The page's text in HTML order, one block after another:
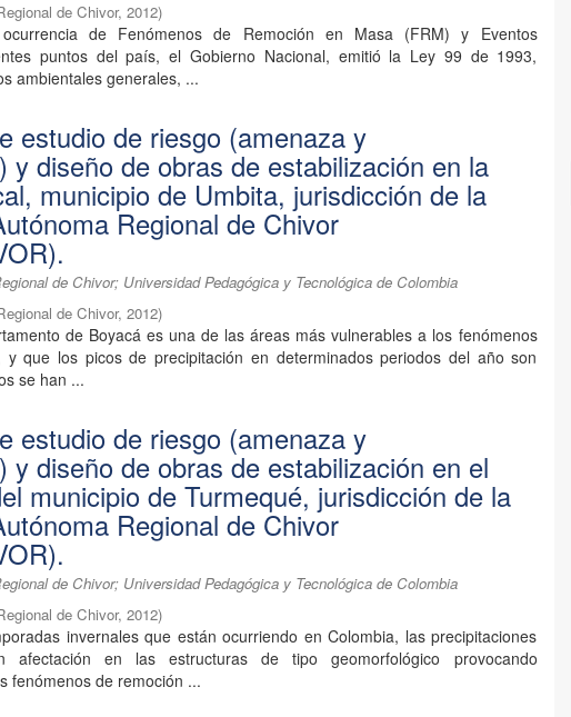
de Chivor,2012)
de Fenómenos de Remoción en Masa (FRM) y Eventos
puntos del país, el Gobierno Nacional, emitió la Ley 99 de 1993,
ambientales generales, ...
estudio de riesgo (amenaza y
y diseño de obras de estabilización en la
municipio de Umbita, jurisdicción de la
Regional de Chivor
de Chivor; Universidad Pedagógica y Tecnológica de Colombia
de Chivor,2012)
de Boyacá es una de las áreas más vulnerables a los fenómenos
y que los picos de precipitación en determinados periodos del año son
se han ...
estudio de riesgo (amenaza y
y diseño de obras de estabilización en el
municipio de Turmequé, jurisdicción de la
Regional de Chivor
de Chivor; Universidad Pedagógica y Tecnológica de Colombia
de Chivor,2012)
invernales que están ocurriendo en Colombia, las precipitaciones
afectación en las estructuras de tipo geomorfológico provocando
fenómenos de remoción ...